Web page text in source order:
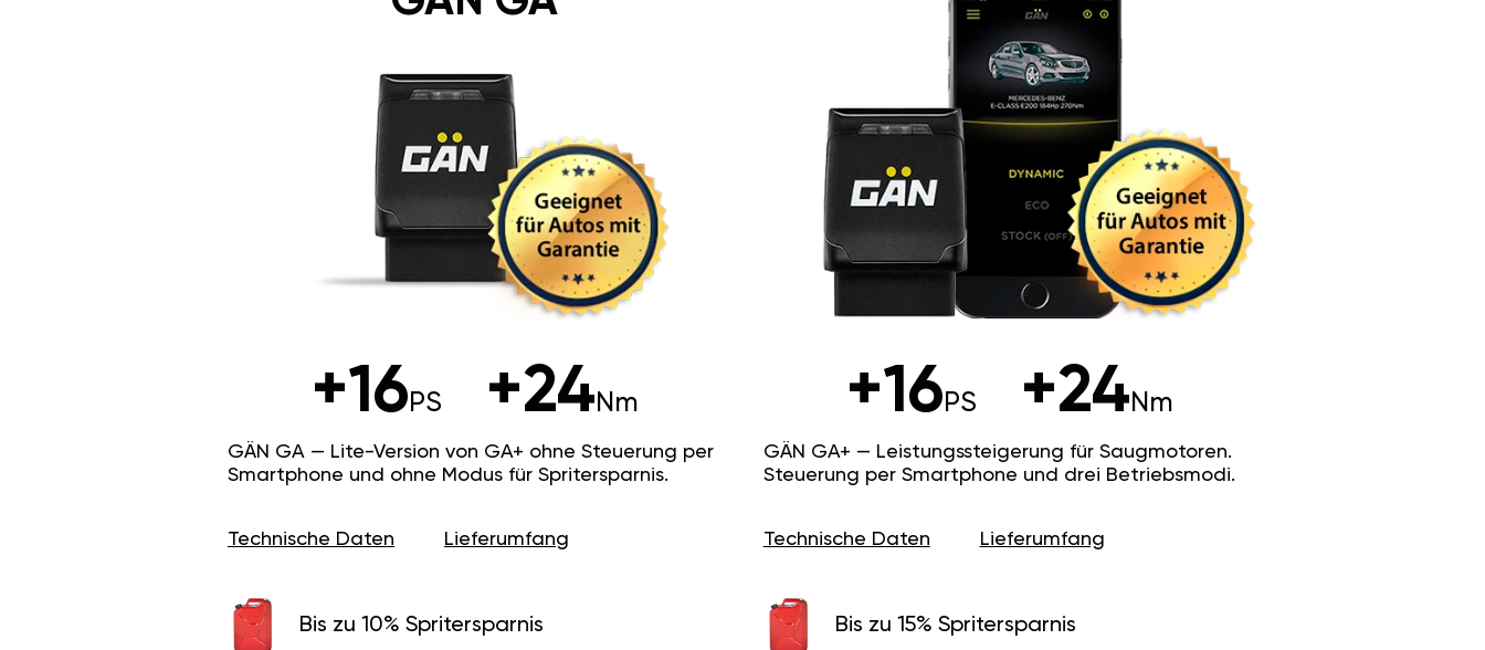
+16PS +24Nm
GÄN GA+ — Leistungssteigerung für Saugmotoren.
Steuerung per Smartphone und drei Betriebsmodi.
Technische Daten Lieferumfang
Bis zu 15% Spritersparnis
+16PS +24Nm
GÄN GA — Lite-Version von GA+ ohne Steuerung per
Smartphone und ohne Modus für Spritersparnis.
Technische Daten Lieferumfang
Bis zu 10% Spritersparnis